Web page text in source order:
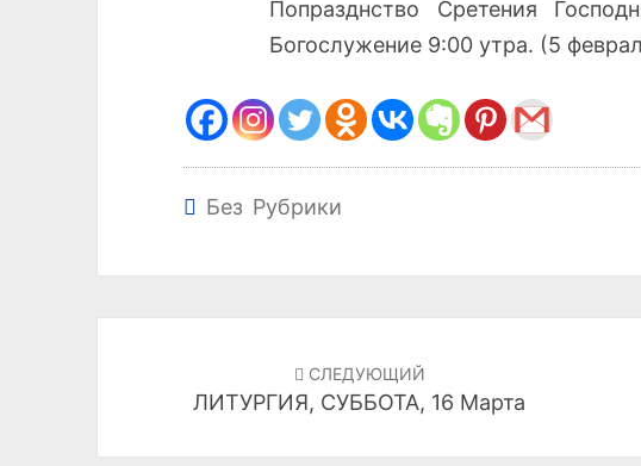
Попразднство Сретения
Богослужение 9:00 утра. (5
Без Рубрики
записям
СЛЕДУЮЩИЙ
ЛИТУРГИЯ, СУББОТА, 16 Марта